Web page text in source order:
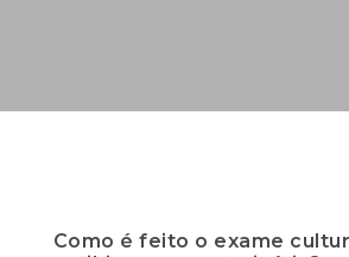
Como é feito o exame